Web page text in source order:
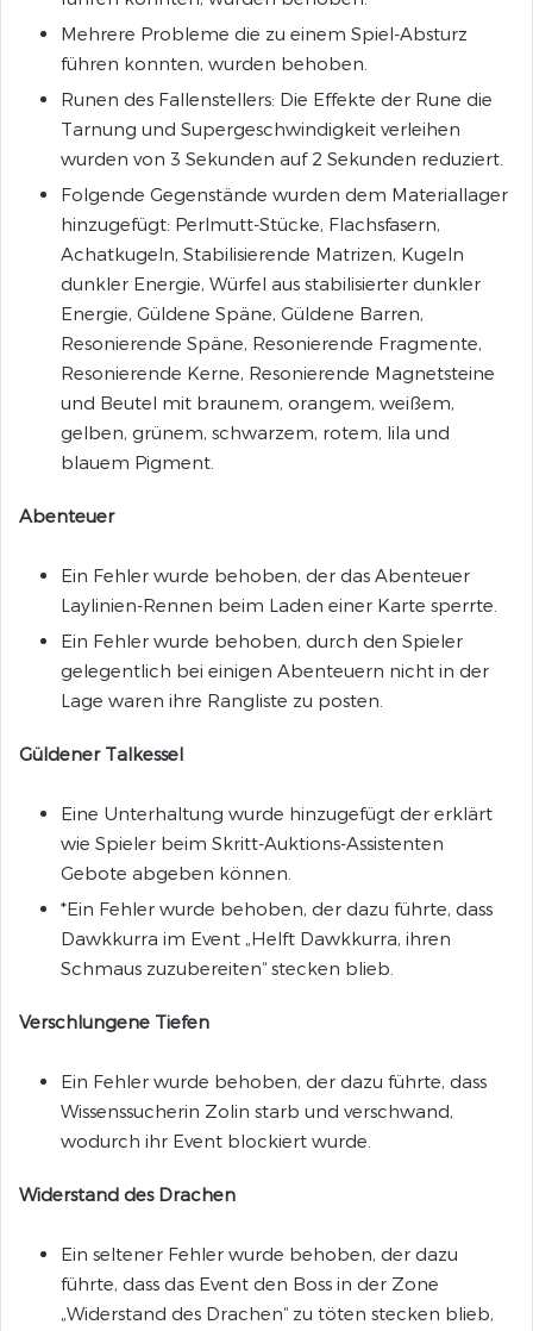
Mehrere Probleme die zu einem Spiel-Absturz
führen konnten, wurden behoben.
Runen des Fallenstellers: Die Effekte der Rune die
Tarnung und Supergeschwindigkeit verleihen
wurden von 3 Sekunden auf 2 Sekunden reduziert.
Folgende Gegenstände wurden dem Materiallager
hinzugefügt: Perlmutt-Stücke, Flachsfasern,
Achatkugeln, Stabilisierende Matrizen, Kugeln
dunkler Energie, Würfel aus stabilisierter dunkler
Energie, Güldene Späne, Güldene Barren,
Resonierende Späne, Resonierende Fragmente,
Resonierende Kerne, Resonierende Magnetsteine
und Beutel mit braunem, orangem, weißem,
gelben, grünem, schwarzem, rotem, lila und
blauem Pigment.
Abenteuer
Ein Fehler wurde behoben, der das Abenteuer
Laylinien-Rennen beim Laden einer Karte sperrte.
Ein Fehler wurde behoben, durch den Spieler
gelegentlich bei einigen Abenteuern nicht in der
Lage waren ihre Rangliste zu posten.
Güldener Talkessel
Eine Unterhaltung wurde hinzugefügt der erklärt
wie Spieler beim Skritt-Auktions-Assistenten
Gebote abgeben können.
*Ein Fehler wurde behoben, der dazu führte, dass
Dawkkurra im Event „Helft Dawkkurra, ihren
Schmaus zuzubereiten“ stecken blieb.
Verschlungene Tiefen
Ein Fehler wurde behoben, der dazu führte, dass
Wissenssucherin Zolin starb und verschwand,
wodurch ihr Event blockiert wurde.
Widerstand des Drachen
Ein seltener Fehler wurde behoben, der dazu
führte, dass das Event den Boss in der Zone
„Widerstand des Drachen“ zu töten stecken blieb,